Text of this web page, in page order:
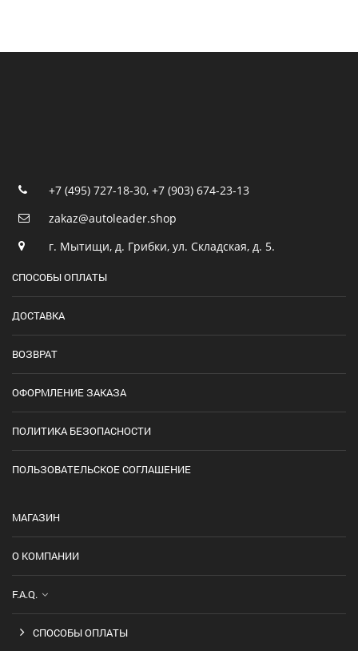
+7 (495) 727-18-30, +7 (903) 674-23-13
zakaz@autoleader.shop
г. Мытищи, д. Грибки, ул. Складская, д. 5.
СПОСОБЫ ОПЛАТЫ
ДОСТАВКА
ВОЗВРАТ
ОФОРМЛЕНИЕ ЗАКАЗА
ПОЛИТИКА БЕЗОПАСНОСТИ
ПОЛЬЗОВАТЕЛЬСКОЕ СОГЛАШЕНИЕ
МАГАЗИН
О КОМПАНИИ
F.A.Q.
СПОСОБЫ ОПЛАТЫ